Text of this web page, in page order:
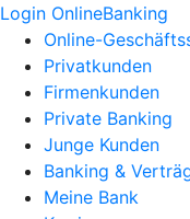
Login OnlineBanking
Online-
Privatkunden
Firmenkunden
Private Banking
Junge Kunden
Banking &
Meine Bank